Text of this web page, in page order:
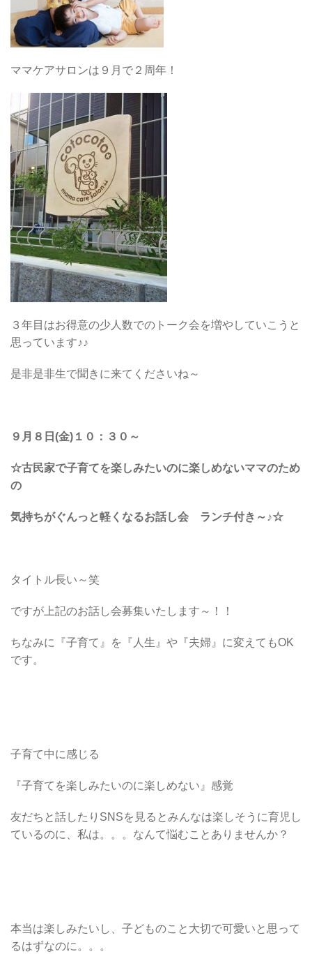
ママケアサロンは９月で２周年！
３年目はお得意の少人数でのトーク会を増やしていこうと
思っています♪♪
是非是非生で聞きに来てくださいね～
９月８日(金)１０：３０～
☆古民家で子育てを楽しみたいのに楽しめないママのため
の
気持ちがぐんっと軽くなるお話し会 ランチ付き～♪☆
タイトル長い～笑
ですが上記のお話し会募集いたします～！！
ちなみに『子育て』を『人生』や『夫婦』に変えてもOK
です。
子育て中に感じる
『子育てを楽しみたいのに楽しめない』感覚
友だちと話したりSNSを見るとみんなは楽しそうに育児し
ているのに、私は。。。なんて悩むことありませんか？
本当は楽しみたいし、子どものこと大切で可愛いと思って
るはずなのに。。。